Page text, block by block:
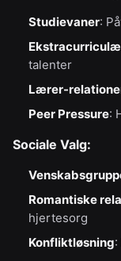
Studievaner:
talenter
Lærer-
Peer Pressure:
Sociale Valg:
Romantiske
hjertesorg
Konfliktløsning